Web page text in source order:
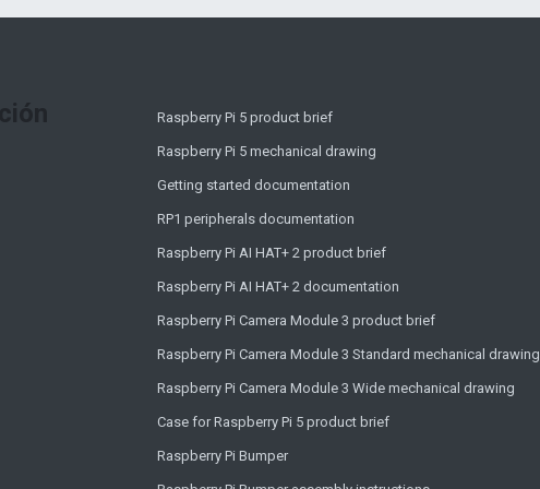
Raspberry Pi 5 product brief
Raspberry Pi 5 mechanical drawing
Getting started documentation
RP1 peripherals documentation
Raspberry Pi AI HAT+ 2 product brief
Raspberry Pi AI HAT+ 2 documentation
Raspberry Pi Camera Module 3 product brief
Raspberry Pi Camera Module 3 Standard mechanical drawing
Raspberry Pi Camera Module 3 Wide mechanical drawing
Case for Raspberry Pi 5 product brief
Raspberry Pi Bumper